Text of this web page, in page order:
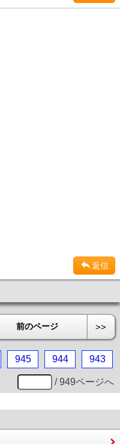
返信
前のページ >>
945 944 943
/ 949ページへ